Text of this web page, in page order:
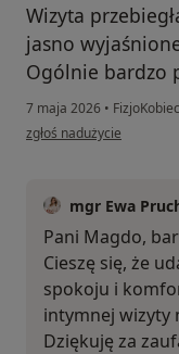
Wizyta
jasno
Ogólnie bardzo
7 maja 2026 •
w opinii użytkownika
zgłoś nadużycie
mgr Ewa
Pani Magdo,
Cieszę się, że
spokoju i
intymnej wizyty
Dziękuję za